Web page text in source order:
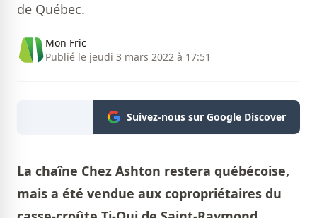
de Québec.
Mon Fric
Publié le jeudi 3 mars 2022 à 17:51
Suivez-nous sur Google Discover
La chaîne Chez Ashton restera québécoise,
mais a été vendue aux copropriétaires du